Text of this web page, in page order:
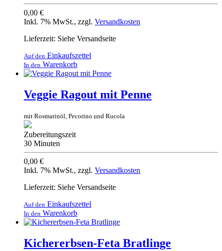
0,00 €
Inkl. 7% MwSt., zzgl. Versandkosten
Lieferzeit: Siehe Versandseite
Auf den Einkaufszettel
In den Warenkorb
Veggie Ragout mit Penne
mit Rosmarinöl, Pecorino und Rucola
Zubereitungszeit
30 Minuten
0,00 €
Inkl. 7% MwSt., zzgl. Versandkosten
Lieferzeit: Siehe Versandseite
Auf den Einkaufszettel
In den Warenkorb
Kichererbsen-Feta Bratlinge